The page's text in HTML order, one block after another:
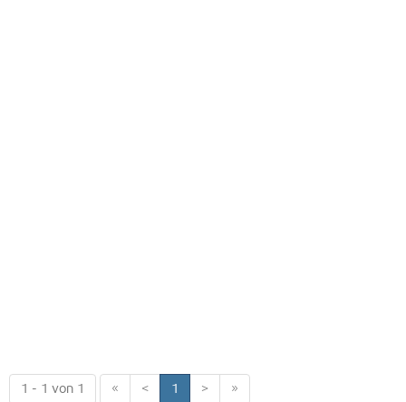
1 - 1 von 1 « < 1 > »